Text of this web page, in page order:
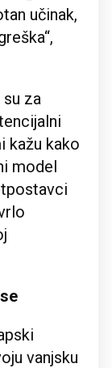
učinak,
za
kažu kako
model
vanjsku